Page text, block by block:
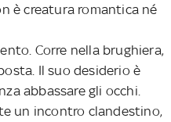
è creatura romantica né
Corre nella brughiera,
Il suo desiderio è
abbassare gli occhi.
un incontro clandestino,